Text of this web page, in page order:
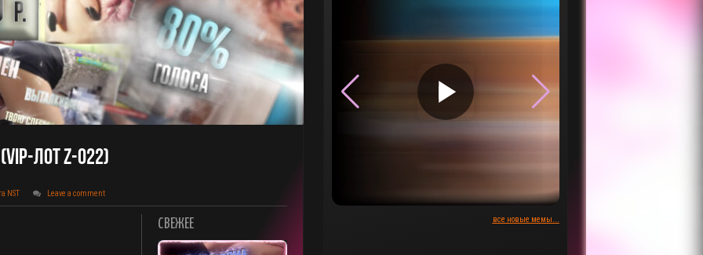
Лот Z-022)
NST Leave a comment
СВЕЖЕЕ
▶
все новые мемы...